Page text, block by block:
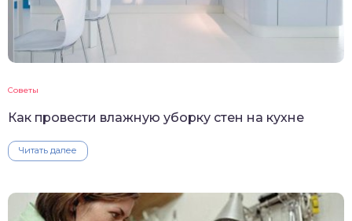
Советы
Как провести влажную уборку стен на кухне
Читать далее